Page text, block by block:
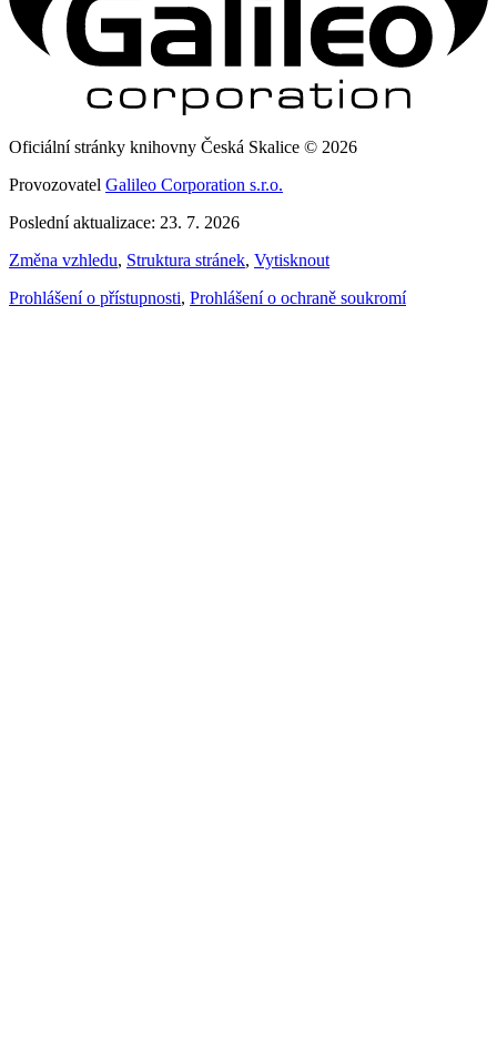
Oficiální stránky knihovny Česká Skalice © 2026
Provozovatel Galileo Corporation s.r.o.
Poslední aktualizace: 23. 7. 2026
Změna vzhledu, Struktura stránek, Vytisknout
Prohlášení o přístupnosti, Prohlášení o ochraně soukromí